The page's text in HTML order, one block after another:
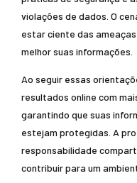
violações de dados. O
estar ciente das
melhor suas informações.
Ao seguir essas
resultados online com
garantindo que suas
estejam protegidas. A
responsabilidade
contribuir para um